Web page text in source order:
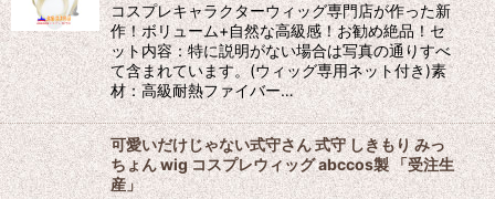
コスプレキャラクターウィッグ専門店が作った新
作！ボリューム+自然な高級感！お勧め絶品！セ
ット内容：特に説明がない場合は写真の通りすべ
て含まれています。(ウィッグ専用ネット付き)素
材：高級耐熱ファイバー…
可愛いだけじゃない式守さん 式守 しきもり みっ
ちょん wig コスプレウィッグ abccos製 「受注生
産」